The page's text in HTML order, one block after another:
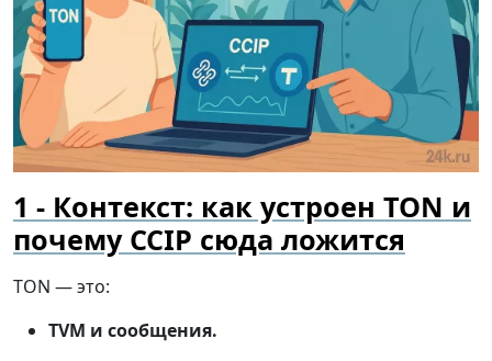
Контекст: как устроен TON и
почему CCIP сюда ложится
TON — это:
TVM и сообщения.